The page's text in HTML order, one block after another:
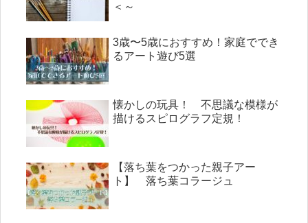
＜～
3歳〜5歳におすすめ！家庭ででき
るアート遊び5選
懐かしの玩具！ 不思議な模様が
描けるスピログラフ定規！
【落ち葉をつかった親子アー
ト】 落ち葉コラージュ